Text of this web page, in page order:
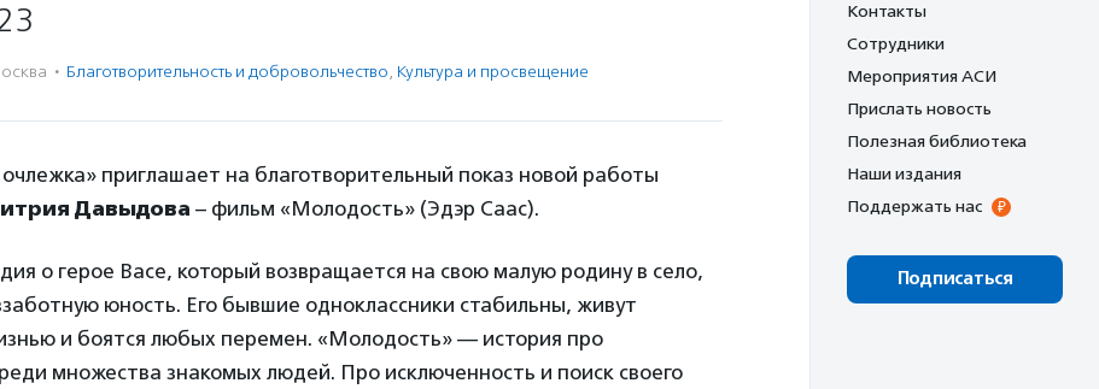
· Благотвори­тель­ность и доброволь­чест­во, Культура и просвещение
приглашает на благотворительный показ новой работы
Давыдова – фильм «Молодость» (Эдэр Саас).
о герое Васе, который возвращается на свою малую родину в село,
юность. Его бывшие одноклассники стабильны, живут
и боятся любых перемен. «Молодость» — история про
множества знакомых людей. Про исключенность и поиск своего
Контакты
Сотрудники
Мероприятия АСИ
Прислать новость
Полезная библиотека
Наши издания
Поддержать нас
Подписаться